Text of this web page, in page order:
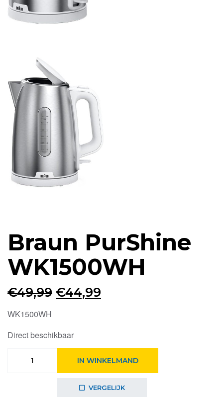
Braun PurShine
WK1500WH
€49,99 Oorspronkelijke
€44,99
WK1500WH
Direct beschikbaar
PurShine
IN WINKELMAND
VERGELIJK